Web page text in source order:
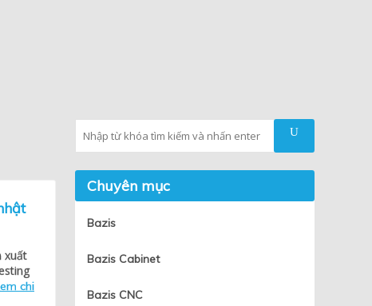
xuất
chi
Chuyên mục
Bazis
Bazis Cabinet
Bazis CNC